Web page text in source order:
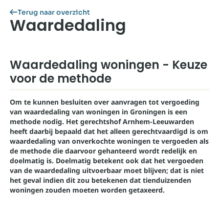
Terug naar overzicht
Waardedaling
Waardedaling woningen - Keuze
voor de methode
Om te kunnen besluiten over aanvragen tot vergoeding
van waardedaling van woningen in Groningen is een
methode nodig. Het gerechtshof Arnhem-Leeuwarden
heeft daarbij bepaald dat het alleen gerechtvaardigd is om
waardedaling van onverkochte woningen te vergoeden als
de methode die daarvoor gehanteerd wordt redelijk en
doelmatig is. Doelmatig betekent ook dat het vergoeden
van de waardedaling uitvoerbaar moet blijven; dat is niet
het geval indien dit zou betekenen dat tienduizenden
woningen zouden moeten worden getaxeerd.